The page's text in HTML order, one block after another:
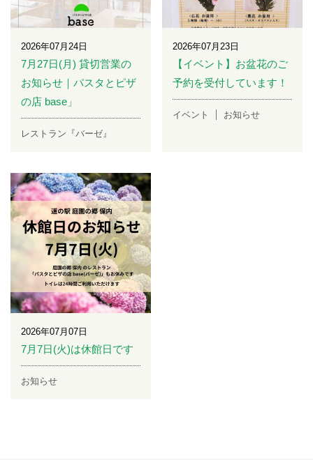
2026年07月24日
7月27日(月) 貸切営業の
お知らせ｜パスタとピザ
の店 base」
レストラン『バーゼ』
2026年07月23日
【イベント】お盆花のご
予約を受付しています！
イベント お知らせ
2026年07月07日
7月7日(火)は休館日です
お知らせ